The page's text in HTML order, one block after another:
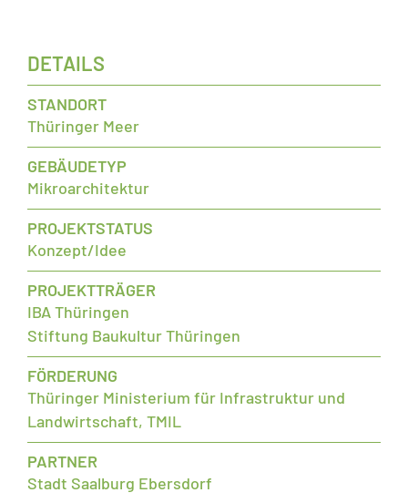
DETAILS
STANDORT
Thüringer Meer
GEBÄUDETYP
Mikroarchitektur
PROJEKTSTATUS
Konzept/Idee
PROJEKTTRÄGER
IBA Thüringen
Stiftung Baukultur Thüringen
FÖRDERUNG
Thüringer Ministerium für Infrastruktur und
Landwirtschaft, TMIL
PARTNER
Stadt Saalburg Ebersdorf